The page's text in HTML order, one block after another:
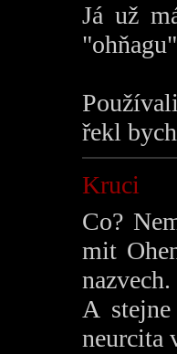
Já už
řekl
Kruci
Co?
mit
nazvech.
A
neurcita